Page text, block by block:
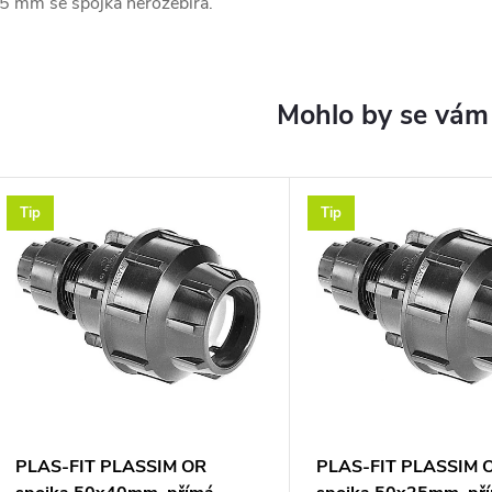
Tip
PLAS-FIT PLASSIM OR
Tip
PLAS-FIT PLASSIM